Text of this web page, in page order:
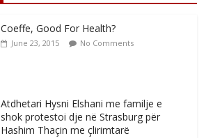
Coeffe, Good For Health?
June 23, 2015 No Comments
Atdhetari Hysni Elshani me familje e
shok protestoi dje në Strasburg për
Hashim Thaçin me çlirimtarë